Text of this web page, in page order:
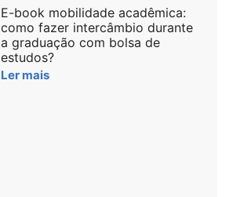
E-book mobilidade acadêmica:
como fazer intercâmbio durante
a graduação com bolsa de
estudos?
Ler mais